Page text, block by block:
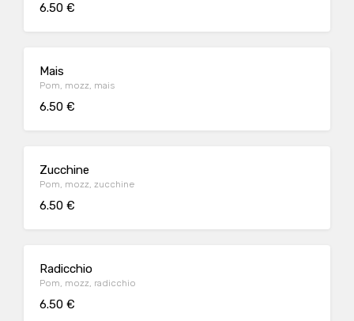
6.50 €
Mais
Pom, mozz, mais
6.50 €
Zucchine
Pom, mozz, zucchine
6.50 €
Radicchio
Pom, mozz, radicchio
6.50 €